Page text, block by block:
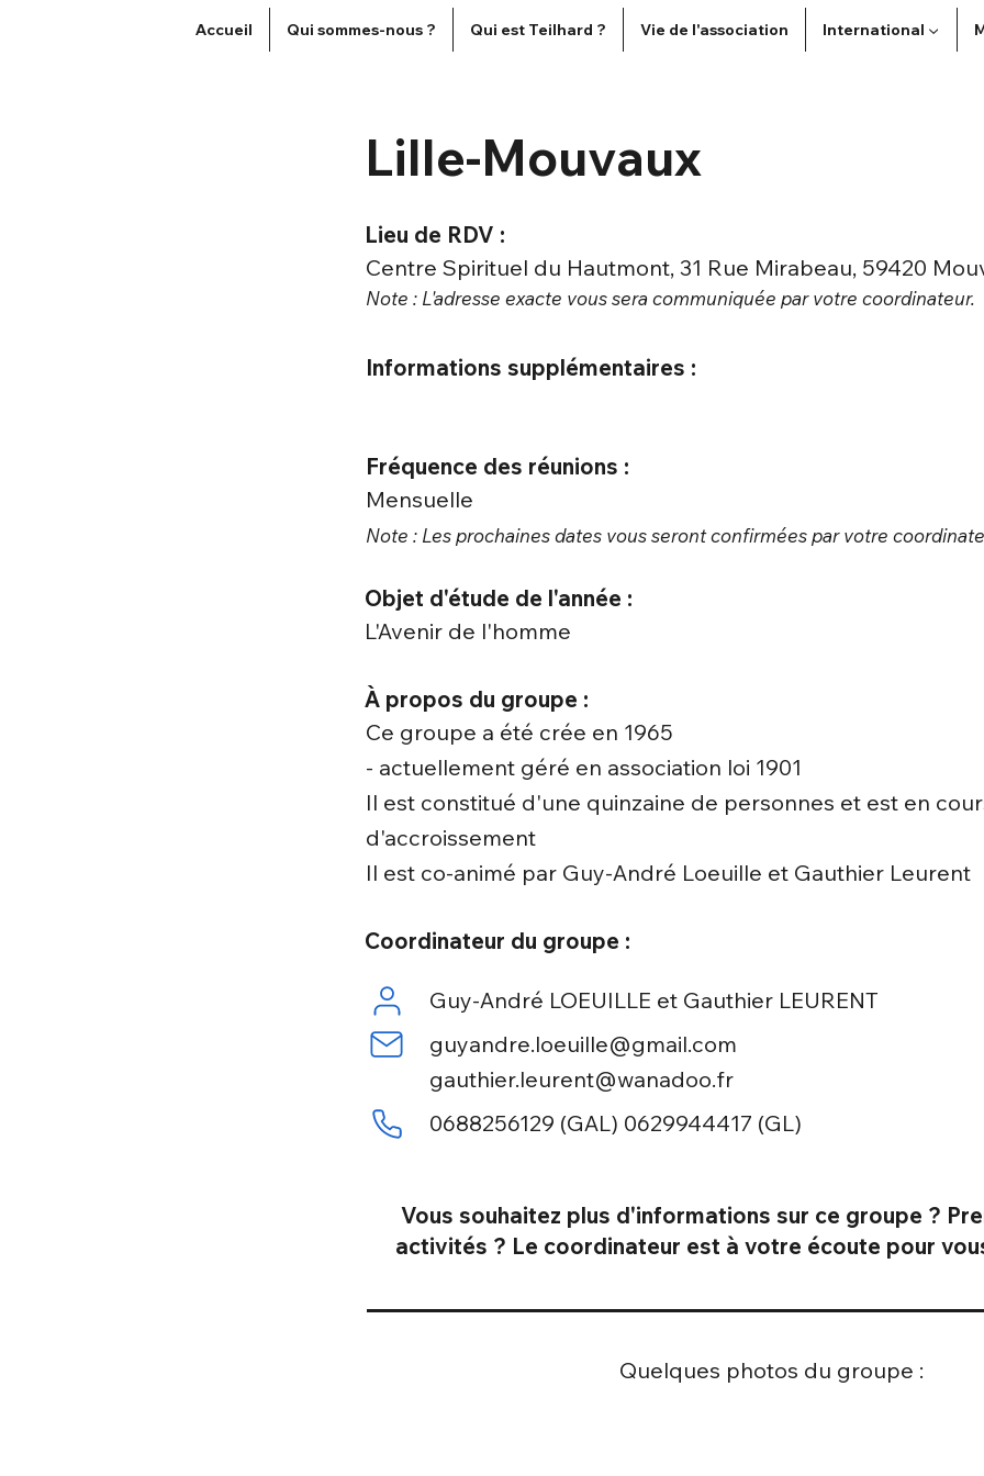
Accueil Qui sommes-nous ? Qui est Teilhard ? Vie de l'association International ▼
Lille-Mouvaux
Lieu de RDV :
Centre Spirituel du Hautmont, 31 Rue Mirabeau, 59420
Note : L'adresse exacte vous sera communiquée par votre coordinateur.
Informations supplémentaires :
Fréquence des réunions :
Mensuelle
Note : Les prochaines dates vous seront confirmées​ par votre
Objet d'étude de l'année :
L'Avenir de l'homme
À propos du groupe :
Ce groupe a été crée en 1965
- actuellement géré en association loi 1901
Il est constitué d'une quinzaine de personnes et est en
d'accroissement
Il est co-animé par Guy-André Loeuille et Gauthier Leurent
Coordinateur du groupe :
Guy-André LOEUILLE et Gauthier LEURENT
guyandre.loeuille@gmail.com
gauthier.leurent@wanadoo.fr
0688256129 (GAL) 0629944417 (GL)
Vous souhaitez plus d'informations sur ce groupe ?
activités ? Le coordinateur est à votre écoute pour
Quelques photos du groupe :